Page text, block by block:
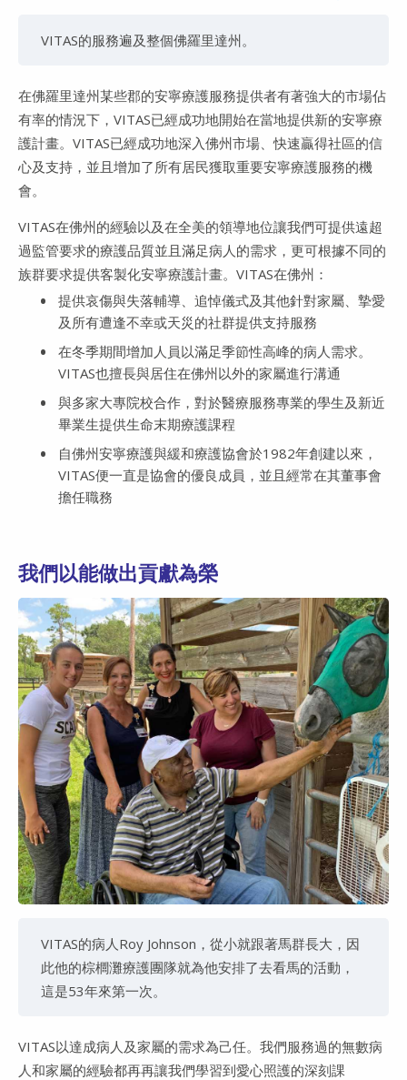
VITAS的服務遍及整個佛羅里達州。
在佛羅里達州某些郡的安寧療護服務提供者有著強大的市場佔
有率的情況下，VITAS已經成功地開始在當地提供新的安寧療
護計畫。VITAS已經成功地深入佛州市場、快速贏得社區的信
心及支持，並且增加了所有居民獲取重要安寧療護服務的機
會。
VITAS在佛州的經驗以及在全美的領導地位讓我們可提供遠超
過監管要求的療護品質並且滿足病人的需求，更可根據不同的
族群要求提供客製化安寧療護計畫。VITAS在佛州：
提供哀傷與失落輔導、追悼儀式及其他針對家屬、摯愛
及所有遭逢不幸或天災的社群提供支持服務
在冬季期間增加人員以滿足季節性高峰的病人需求。
VITAS也擅長與居住在佛州以外的家屬進行溝通
與多家大專院校合作，對於醫療服務專業的學生及新近
畢業生提供生命末期療護課程
自佛州安寧療護與緩和療護協會於1982年創建以來，
VITAS便一直是協會的優良成員，並且經常在其董事會
擔任職務
我們以能做出貢獻為榮
VITAS的病人Roy Johnson，從小就跟著馬群長大，因
此他的棕櫚灘療護團隊就為他安排了去看馬的活動，
這是53年來第一次。
VITAS以達成病人及家屬的需求為己任。我們服務過的無數病
人和家屬的經驗都再再讓我們學習到愛心照護的深刻課